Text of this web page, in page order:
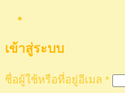
เข้าสู่ระบบ
ชื่อผู้ใช้หรือที่อยู่อีเมล *